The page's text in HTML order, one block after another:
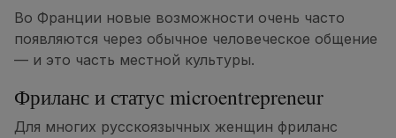
Во Франции новые возможности очень часто
появляются через обычное человеческое общение
— и это часть местной культуры.
Фриланс и статус microentrepreneur
Для многих русскоязычных женщин фриланс